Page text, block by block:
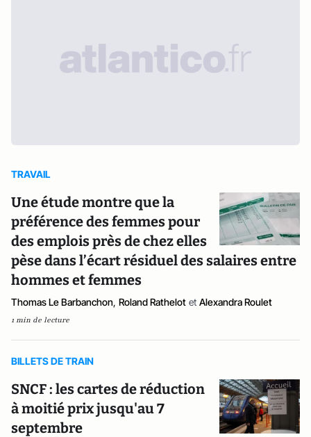
TRAVAIL
Une étude montre que la
préférence des femmes pour
des emplois près de chez elles
pèse dans l’écart résiduel des salaires entre
hommes et femmes
Thomas Le Barbanchon, Roland Rathelot et Alexandra Roulet
1 min de lecture
BILLETS DE TRAIN
SNCF : les cartes de réduction
à moitié prix jusqu'au 7
septembre